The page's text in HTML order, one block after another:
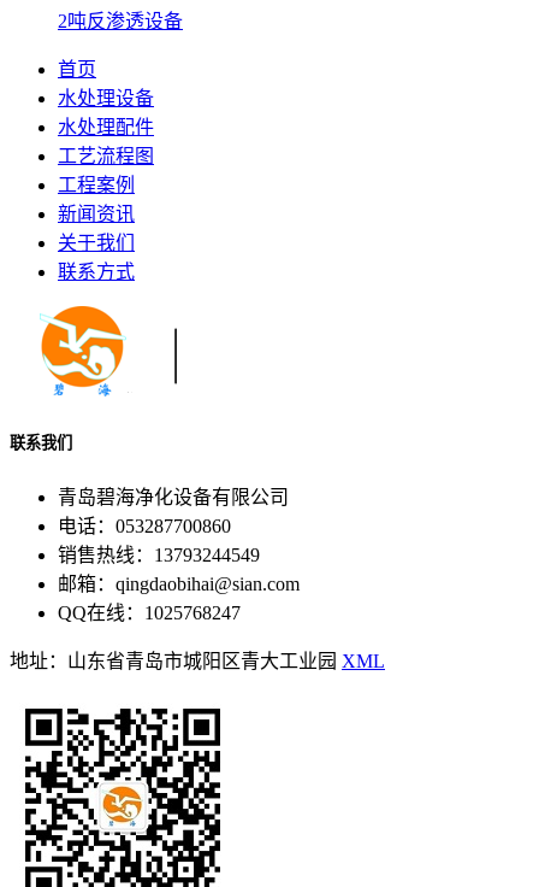
2吨反渗透设备
首页
水处理设备
水处理配件
工艺流程图
工程案例
新闻资讯
关于我们
联系方式
联系我们
青岛碧海净化设备有限公司
电话：053287700860
销售热线：13793244549
邮箱：qingdaobihai@sian.com
QQ在线：1025768247
地址：山东省青岛市城阳区青大工业园 XML